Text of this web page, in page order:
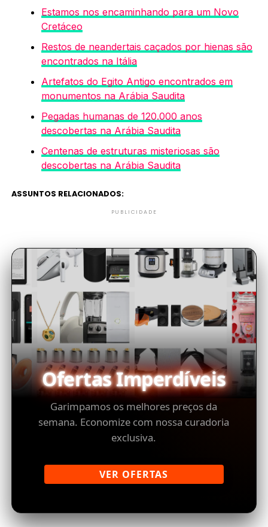
Estamos nos encaminhando para um Novo
Cretáceo
Restos de neandertais caçados por hienas são
encontrados na Itália
Artefatos do Egito Antigo encontrados em
monumentos na Arábia Saudita
Pegadas humanas de 120.000 anos
descobertas na Arábia Saudita
Centenas de estruturas misteriosas são
descobertas na Arábia Saudita
ASSUNTOS RELACIONADOS:
PUBLICIDADE
Ofertas Imperdíveis
Garimpamos os melhores preços da
semana. Economize com nossa curadoria
exclusiva.
VER OFERTAS